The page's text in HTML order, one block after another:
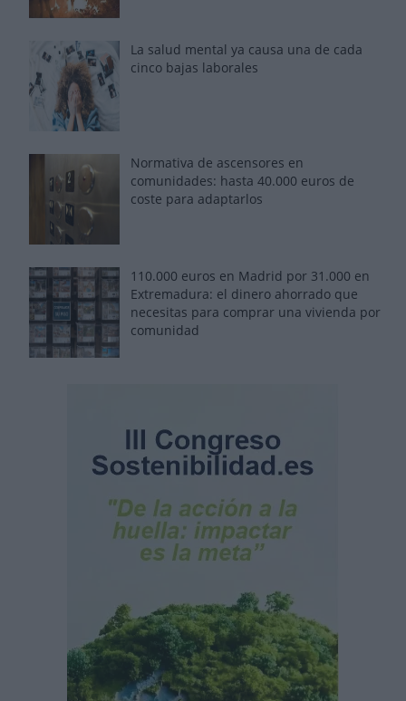
La salud mental ya causa una de cada
cinco bajas laborales
Normativa de ascensores en
comunidades: hasta 40.000 euros de
coste para adaptarlos
110.000 euros en Madrid por 31.000 en
Extremadura: el dinero ahorrado que
necesitas para comprar una vivienda por
comunidad